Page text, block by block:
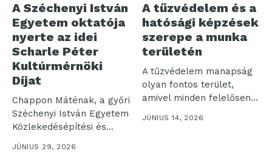
A Széchenyi István
Egyetem oktatója
nyerte az idei
Scharle Péter
Kultúrmérnöki
Díjat
Chappon Máténak, a győri
Széchenyi István Egyetem
Közlekedésépítési és
Vízmérnöki Tanszéke
oktatójának...
JÚNIUS 29, 2026
A tűzvédelem és a
hatósági képzések
szerepe a munka
területén
A tűzvédelem manapság
olyan fontos terület,
amivel minden felelősen
működő vállalkozásnak
foglalkoznia...
JÚNIUS 14, 2026